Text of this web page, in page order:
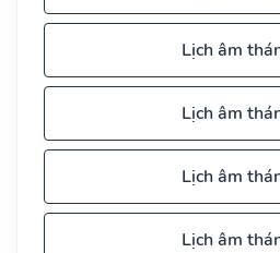
Lịch âm
Lịch âm
Lịch âm
Lịch âm